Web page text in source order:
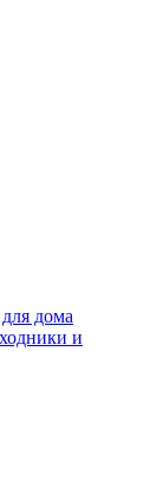
дома
и